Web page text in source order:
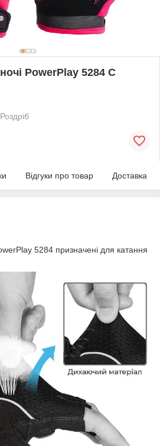
PowerPlay 5284 C
Роздріб
Відгуки про товар Доставка
5284 призначені для катання